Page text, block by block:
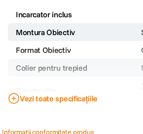
Incarcator inclus
Montura Obiectiv
Format Obiectiv
Colier pentru trepied
Filet filtru
Vezi toate specificațiile
Informatii conformitate produs